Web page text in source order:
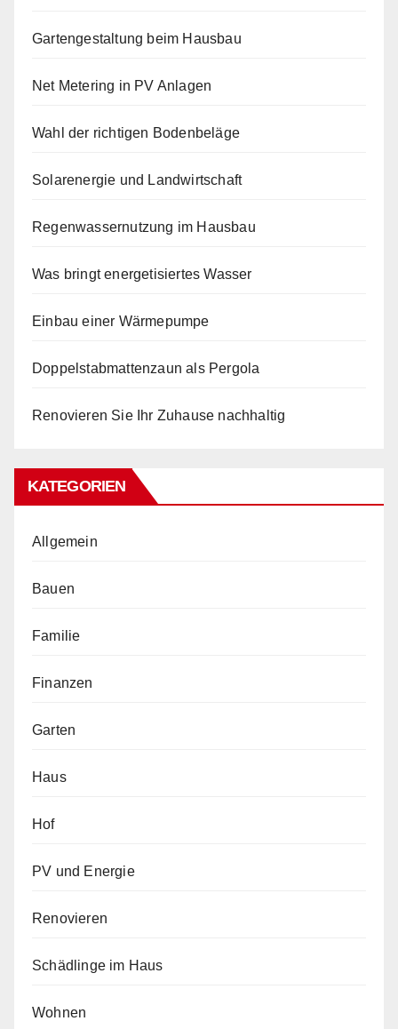
Gartengestaltung beim Hausbau
Net Metering in PV Anlagen
Wahl der richtigen Bodenbeläge
Solarenergie und Landwirtschaft
Regenwassernutzung im Hausbau
Was bringt energetisiertes Wasser
Einbau einer Wärmepumpe
Doppelstabmattenzaun als Pergola
Renovieren Sie Ihr Zuhause nachhaltig
KATEGORIEN
Allgemein
Bauen
Familie
Finanzen
Garten
Haus
Hof
PV und Energie
Renovieren
Schädlinge im Haus
Wohnen